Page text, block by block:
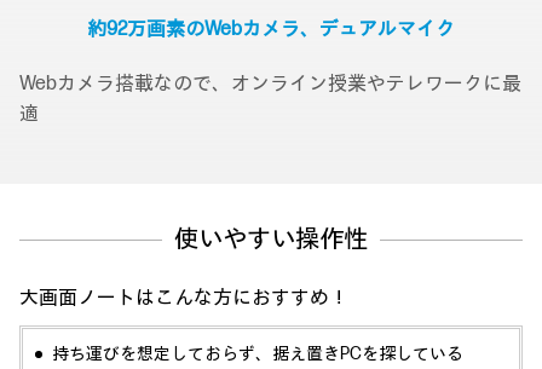
約92万画素のWebカメラ、 デュアルマイク
Webカメラ搭載なので、オンライン授業やテレワークに最
適
使いやすい操作性
大画面ノートはこんな方におすすめ！
持ち運びを想定しておらず、据え置きPCを探している